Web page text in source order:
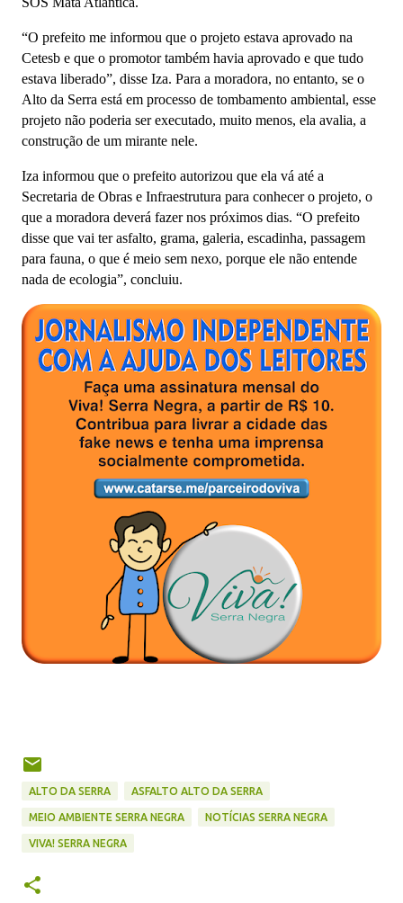
“O prefeito me informou que o projeto estava aprovado na
Cetesb e que o promotor também havia aprovado e que tudo
estava liberado”, disse Iza. Para a moradora, no entanto, se o
Alto da Serra está em processo de tombamento ambiental, esse
projeto não poderia ser executado, muito menos, ela avalia, a
construção de um mirante nele.
Iza informou que o prefeito autorizou que ela vá até a
Secretaria de Obras e Infraestrutura para conhecer o projeto, o
que a moradora deverá fazer nos próximos dias. “O prefeito
disse que vai ter asfalto, grama, galeria, escadinha, passagem
para fauna, o que é meio sem nexo, porque ele não entende
nada de ecologia”, concluiu.
ALTO DA SERRA ASFALTO ALTO DA SERRA
MEIO AMBIENTE SERRA NEGRA NOTÍCIAS SERRA NEGRA
VIVA! SERRA NEGRA